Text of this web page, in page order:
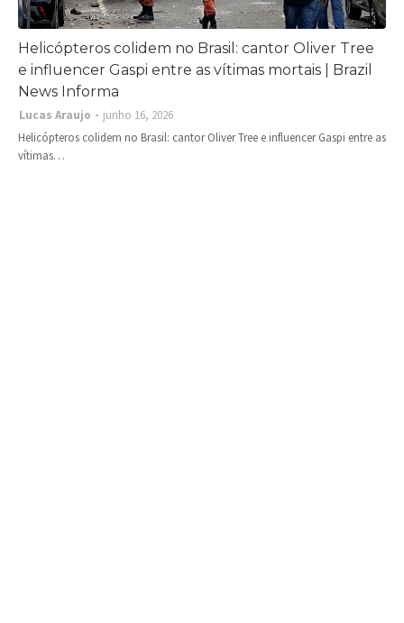
Helicópteros colidem no Brasil: cantor Oliver Tree
e influencer Gaspi entre as vítimas mortais | Brazil
News Informa
Lucas Araujo
junho 16, 2026
Helicópteros colidem no Brasil: cantor Oliver Tree e influencer Gaspi entre as
vítimas…